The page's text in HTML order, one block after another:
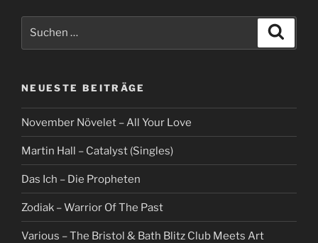
NEUESTE BEITRÄGE
November Növelet – All Your Love
Martin Hall – Catalyst (Singles)
Das Ich – Die Propheten
Zodiak – Warrior Of The Past
Various – The Bristol & Bath Blitz Club Meets Art